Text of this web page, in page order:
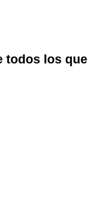
todos los que